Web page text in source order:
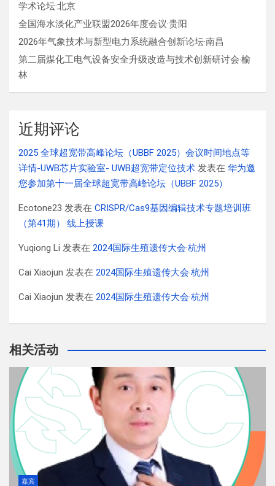
学术论坛·北京
全国海水淡化产业联盟2026年度会议·贵阳
2026年气象技术与新型电力系统融合创新论坛·南昌
第二届煤化工电气设备安全升级改造与技术创新研讨会·榆
林
近期评论
2025 全球超宽带高峰论坛（UBBF 2025）会议时间地点等
详情-UWB芯片实验室- UWB超宽带定位技术 发表在 华为邀
您参加第十一届全球超宽带高峰论坛（UBBF 2025）
Ecotone23 发表在 CRISPR/Cas9基因编辑技术专题培训班
（第41期）·线上授课
Yuqiong Li 发表在 2024国际生殖遗传大会·杭州
Cai Xiaojun 发表在 2024国际生殖遗传大会·杭州
Cai Xiaojun 发表在 2024国际生殖遗传大会·杭州
相关活动
嘉宾